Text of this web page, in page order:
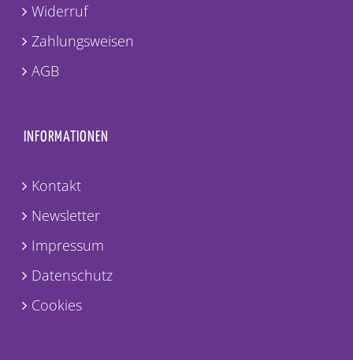
Widerruf
Zahlungsweisen
AGB
INFORMATIONEN
Kontakt
Newsletter
Impressum
Datenschutz
Cookies